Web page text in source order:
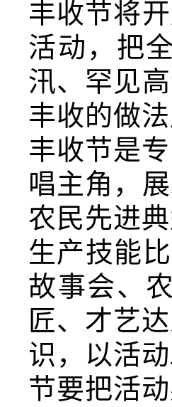
丰收节将
活动，把
汛、罕见
丰收的做
丰收节是
唱主角，
农民先进
生产技能
故事会、
匠、才艺
识，以活
节要把活